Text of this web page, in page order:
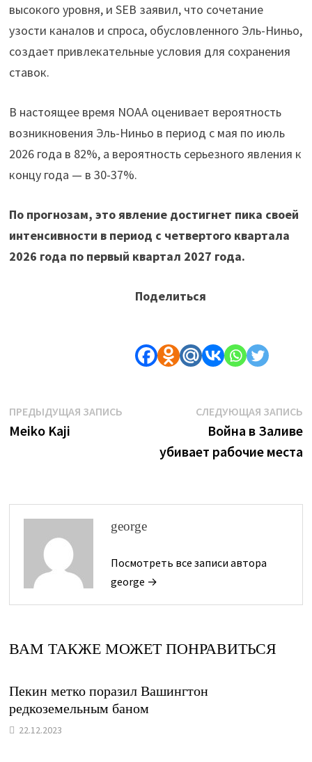
высокого уровня, и SEB заявил, что сочетание
узости каналов и спроса, обусловленного Эль-Ниньо,
создает привлекательные условия для сохранения
ставок.
В настоящее время NOAA оценивает вероятность
возникновения Эль-Ниньо в период с мая по июль
2026 года в 82%, а вероятность серьезного явления к
концу года — в 30-37%.
По прогнозам, это явление достигнет пика своей
интенсивности в период с четвертого квартала
2026 года по первый квартал 2027 года.
Поделиться
Навигация
по
ПРЕДЫДУЩАЯ ЗАПИСЬПредыдущая
Meiko Kaji
СЛЕДУЮЩАЯ ЗАПИСЬ
Война в Заливе
убивает рабочие места
george
Посмотреть все записи автора
george →
ВАМ ТАКЖЕ МОЖЕТ ПОНРАВИТЬСЯ
Пекин метко поразил Вашингтон
редкоземельным баном
22.12.2023